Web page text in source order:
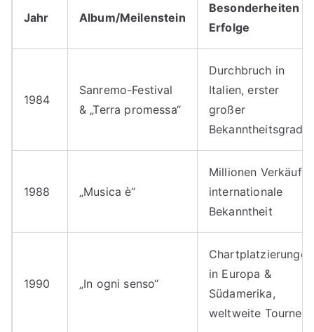
Jahr Album/Meilenstein
Besonderheiten &
Erfolge
1984
Sanremo-Festival
& „Terra promessa“
Durchbruch in
Italien, erster
großer
Bekanntheitsgrad
1988 „Musica è“
Millionen Verkäufe,
internationale
Bekanntheit
1990 „In ogni senso“
Chartplatzierungen
in Europa &
Südamerika,
weltweite Tournee